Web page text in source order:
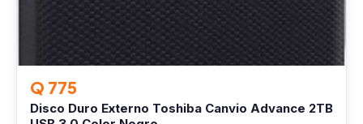
Q 775
Disco Duro Externo Toshiba Canvio Advance 2TB